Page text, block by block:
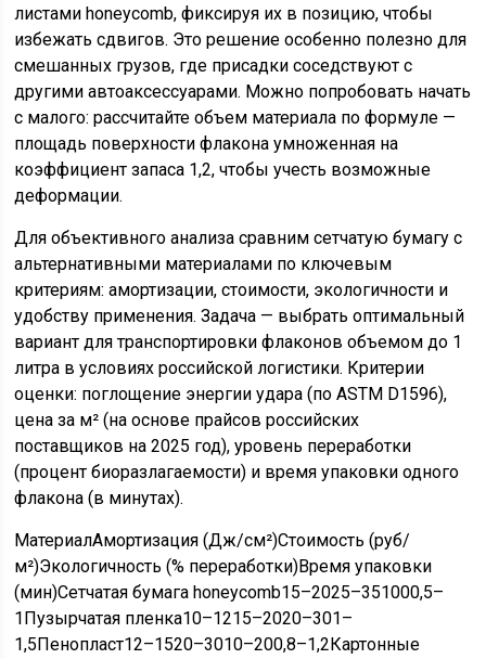
листами honeycomb, фиксируя их в позицию, чтобы
избежать сдвигов. Это решение особенно полезно для
смешанных грузов, где присадки соседствуют с
другими автоаксессуарами. Можно попробовать начать
с малого: рассчитайте объем материала по формуле —
площадь поверхности флакона умноженная на
коэффициент запаса 1,2, чтобы учесть возможные
деформации.
Для объективного анализа сравним сетчатую бумагу с
альтернативными материалами по ключевым
критериям: амортизации, стоимости, экологичности и
удобству применения. Задача — выбрать оптимальный
вариант для транспортировки флаконов объемом до 1
литра в условиях российской логистики. Критерии
оценки: поглощение энергии удара (по ASTM D1596),
цена за м² (на основе прайсов российских
поставщиков на 2025 год), уровень переработки
(процент биоразлагаемости) и время упаковки одного
флакона (в минутах).
МатериалАмортизация (Дж/см²)Стоимость (руб/
м²)Экологичность (% переработки)Время упаковки
(мин)Сетчатая бумага honeycomb15–2025–351000,5–
1Пузырчатая пленка10–1215–2020–301–
1,5Пенопласт12–1520–3010–200,8–1,2Картонные